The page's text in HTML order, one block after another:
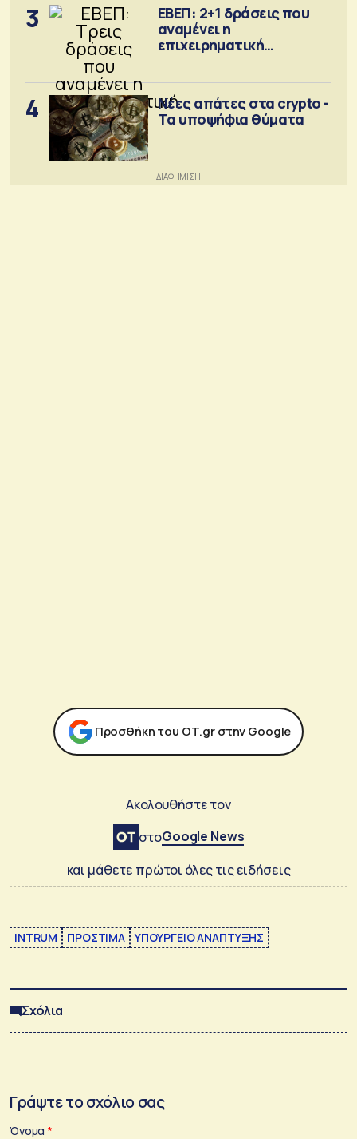
3
ΕΒΕΠ: 2+1 δράσεις που
αναμένει η
επιχειρηματική
4
Νέες απάτες στα crypto -
Τα υποψήφια θύματα
Προσθήκη του ΟΤ.gr στην Google
Ακολουθήστε τον
στοGoogle News
και μάθετε πρώτοι όλες τις ειδήσεις
INTRUM ΠΡΟΣΤΙΜΑ ΥΠΟΥΡΓΕΙΟ ΑΝΑΠΤΥΞΗΣ
Σχόλια
Γράψτε το σχόλιο σας
Όνομα